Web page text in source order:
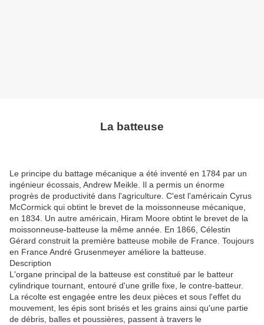
La batteuse
Le principe du battage mécanique a été inventé en 1784 par un
ingénieur écossais, Andrew Meikle . Il a permis un énorme
progrès de productivité dans l'agriculture. C'est l'américain Cyrus
McCormick qui obtint le brevet de la moissonneuse mécanique,
en 1834. Un autre américain, Hiram Moore obtint le brevet de la
moissonneuse-batteuse la même année. En 1866, Célestin
Gérard construit la première batteuse mobile de France. Toujours
en FranceAndré Grusenmeyer améliore la batteuse.
Description
L'organe principal de la batteuse est constitué par le batteur
cylindrique tournant, entouré d'une grille fixe, le contre-batteur.
La récolte est engagée entre les deux pièces et sous l'effet du
mouvement, les épis sont brisés et les grains ainsi qu'une partie
de débris, balles et poussières, passent à travers le